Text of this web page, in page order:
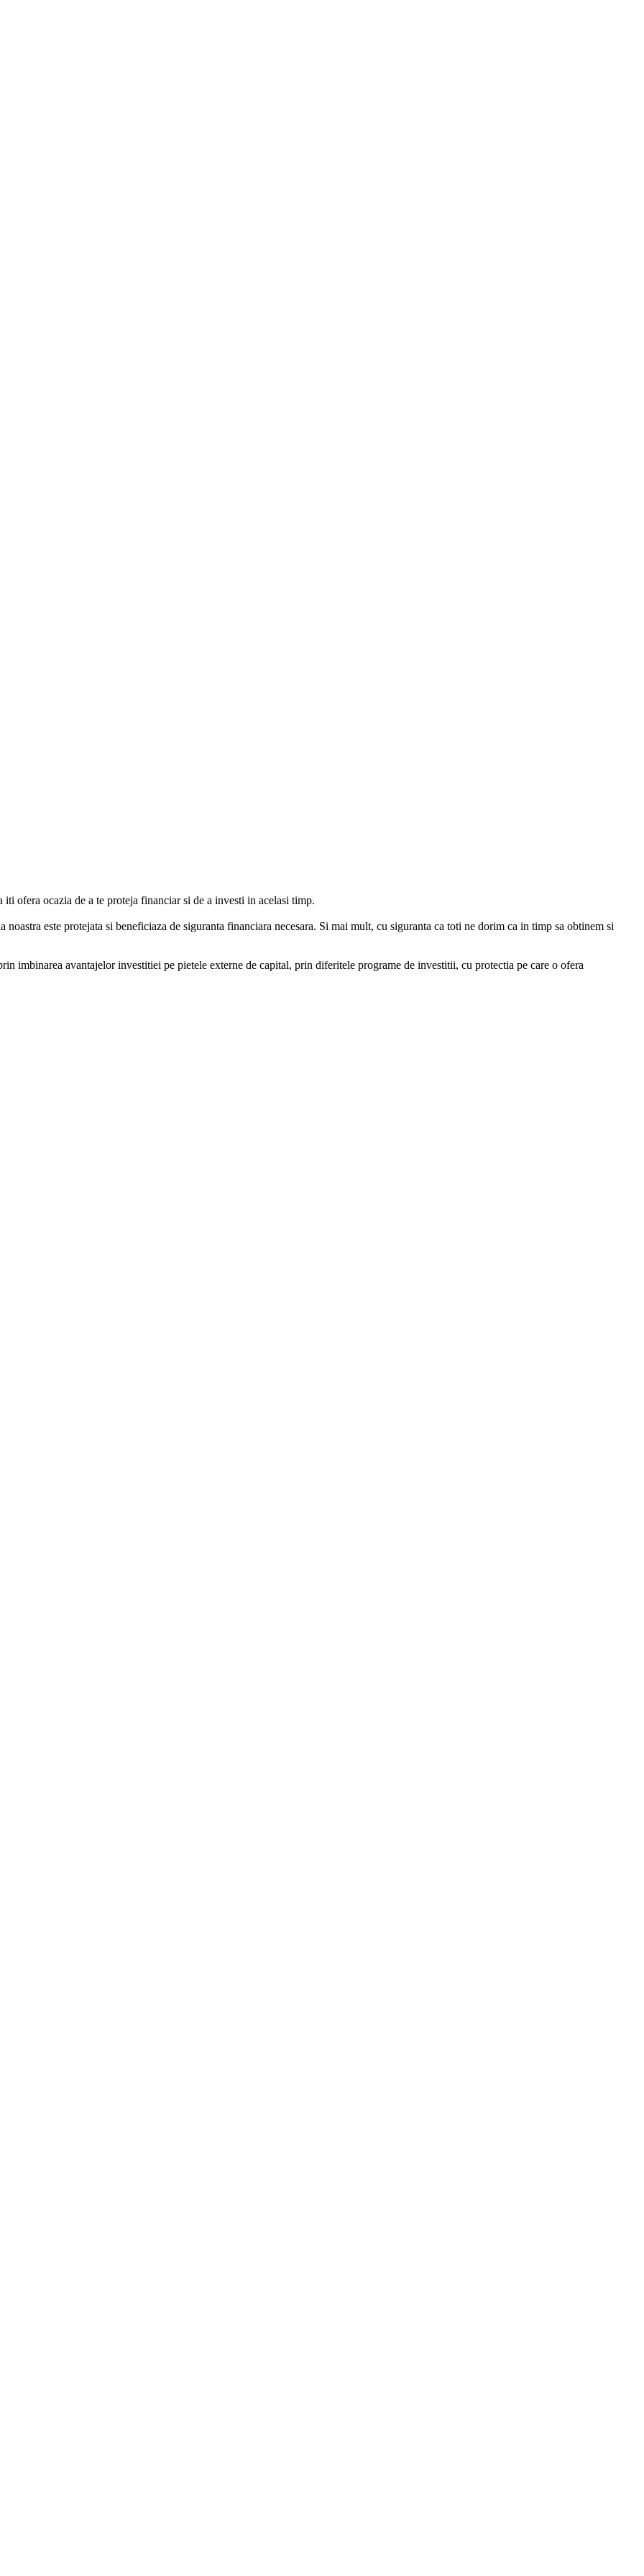
ofera ocazia de a te proteja financiar si de a investi in acelasi timp.
este protejata si beneficiaza de siguranta financiara necesara. Si mai mult, cu siguranta ca toti ne dorim ca in timp sa obtinem si
imbinarea avantajelor investitiei pe pietele externe de capital, prin diferitele programe de investitii, cu protectia pe care o ofera